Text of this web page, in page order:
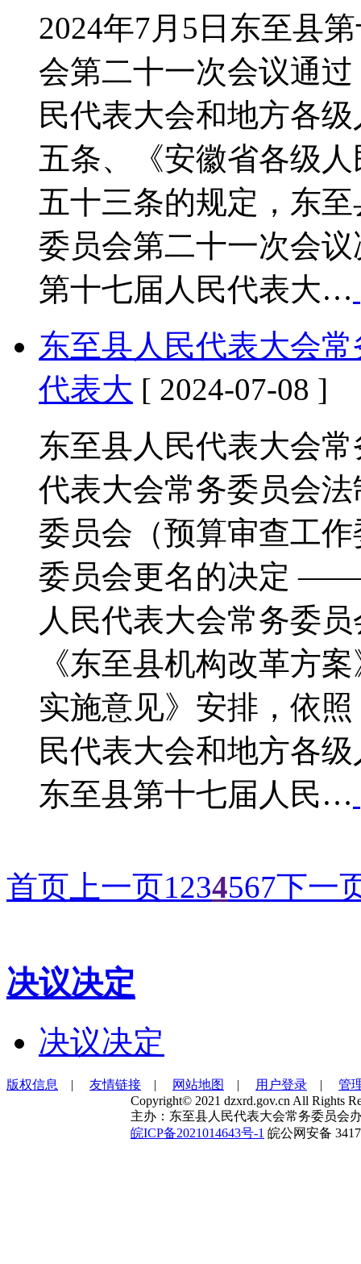
2024年7月5日东至县
会第二十一次会议通
民代表大会和地方各
五条、《安徽省各级
五十三条的规定，东
委员会第二十一次会
第十七届人民代表大…
东至县人民代表大会
代表大 [ 2024-07-08 ]
东至县人民代表大会
代表大会常务委员会
委员会（预算审查工
委员会更名的决定
人民代表大会常务委
《东至县机构改革方
实施意见》安排，依
民代表大会和地方各
东至县第十七届人民…
首页 上一页1234567下一
决议决定
决议决定
版权信息 | 友情链接 | 网站地图 | 用户登录 | 管
Copyright© 2021 dzxrd.gov.cn All Rights
主办：东至县人民代表大会常务委员会
皖ICP备2021014643号-1 皖公网安备